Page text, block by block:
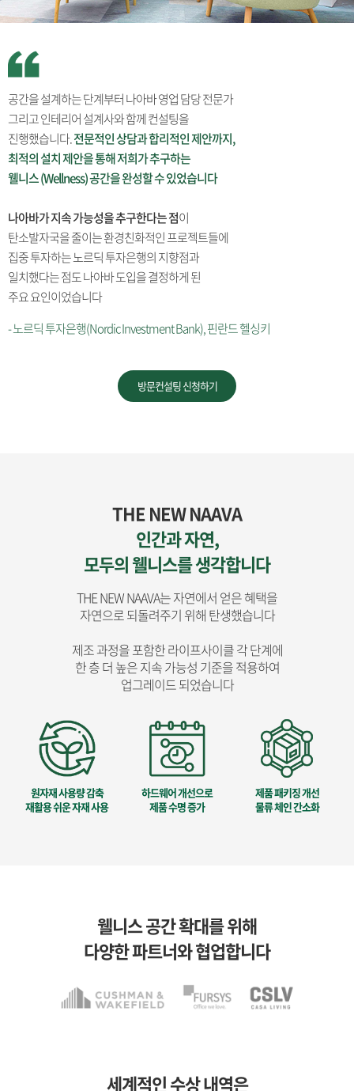
공간을 설계하는 단계부터 나아바 영업 담당 전문가
그리고 인테리어 설계사와 함께 컨설팅을
진행했습니다.전문적인 상담과 합리적인 제안까지,
최적의 설치 제안을 통해 저희가 추구하는
웰니스 (Wellness) 공간을 완성할 수 있었습니다
나아바가 지속 가능성을 추구한다는 점이
탄소발자국을 줄이는 환경친화적인 프로젝트들에
집중 투자하는 노르딕 투자은행의 지향점과
일치했다는 점도 나아바 도입을 결정하게 된
주요 요인이었습니다
- 노르딕 투자은행(Nordic Investment Bank), 핀란드 헬싱키
방문컨설팅 신청하기
THE NEW NAAVA
인간과 자연,
모두의 웰니스를 생각합니다
THE NEW NAAVA는 자연에서 얻은 혜택을
자연으로 되돌려주기 위해 탄생했습니다
제조 과정을 포함한 라이프사이클 각 단계에
한 층 더 높은 지속 가능성 기준을 적용하여
업그레이드 되었습니다
원자재 사용량 감축
재활용 쉬운 자재 사용
하드웨어 개선으로
제품 수명 증가
제품 패키징 개선
물류 체인 간소화
웰니스 공간 확대를 위해
다양한 파트너와 협업합니다
세계적인 수상 내역은